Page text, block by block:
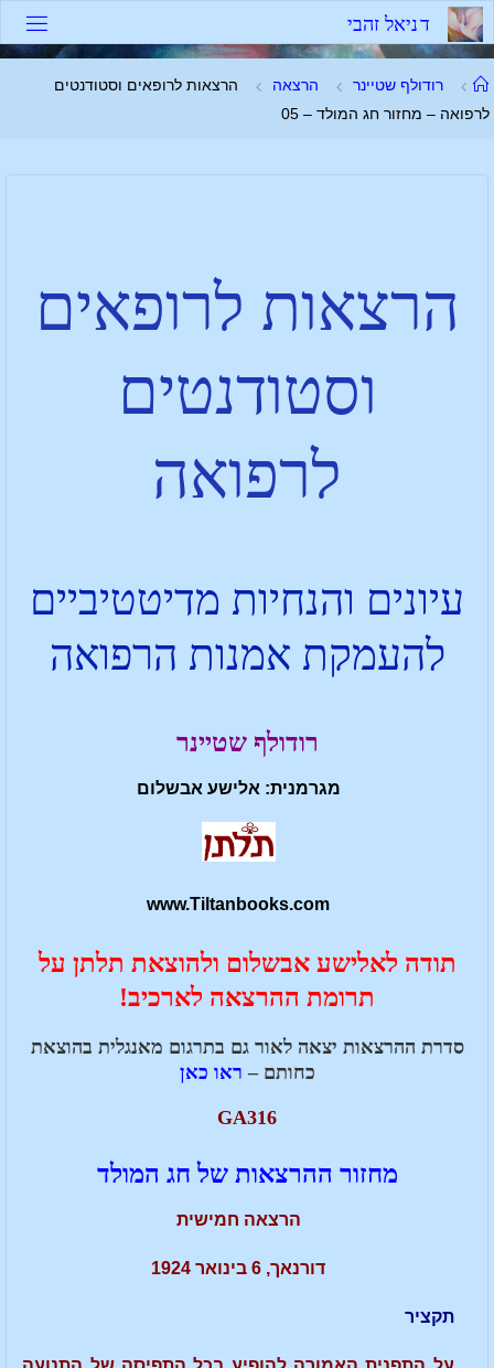
דניאל זהבי
רודולף שטיינר הרצאה
הרצאות לרופאים וסטודנטים
לרפואה – מחזור חג המולד – 05
הרצאות לרופאים
וסטודנטים
לרפואה
עיונים והנחיות מדיטטיביים
להעמקת אמנות הרפואה
רודולף שטיינר
מגרמנית: אלישע אבשלום
www.Tiltanbooks.com
תודה לאלישע אבשלום ולהוצאת תלתן על
תרומת ההרצאה לארכיב!
סדרת ההרצאות יצאה לאור גם בתרגום מאנגלית בהוצאת
כחותם – ראו כאן
GA316
מחזור ההרצאות של חג המולד
הרצאה חמישית
דורנאך, 6 בינואר 1924
תקציר